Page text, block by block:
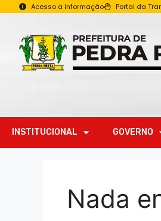
Acesso a informação Portal da
INSTITUCIONAL GOVERNO
Nada